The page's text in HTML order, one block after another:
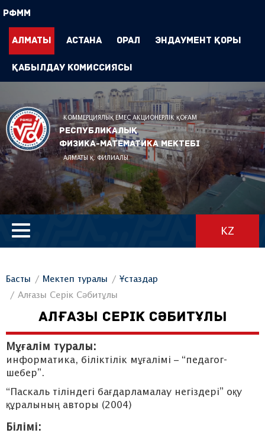
РФММ
Алматы Астана Орал Эндаумент Қоры
Қабылдау комиссиясы
КОММЕРЦИЯЛЫҚ ЕМЕС АКЦИОНЕРЛІК ҚОҒАМ
Республикалық
физика-математика мектебі
АЛМАТЫ Қ. ФИЛИАЛЫ
KZ
Басты Мектеп туралы
Ұстаздар
Алғазы Серік Сәбитұлы
АЛҒАЗЫ СЕРІК СӘБИТҰЛЫ
Мұғалім туралы:
информатика, біліктілік мұғалімі – “педагог-
шебер”.
“Паскаль тіліндегі бағдарламалау негіздері” оқу
құралының авторы (2004)
Білімі: